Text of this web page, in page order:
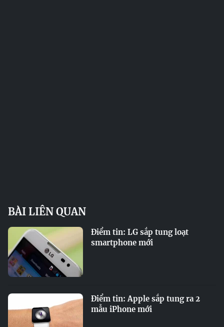
BÀI LIÊN QUAN
Điểm tin: LG sắp tung loạt
smartphone mới
Điểm tin: Apple sắp tung ra 2
mẫu iPhone mới